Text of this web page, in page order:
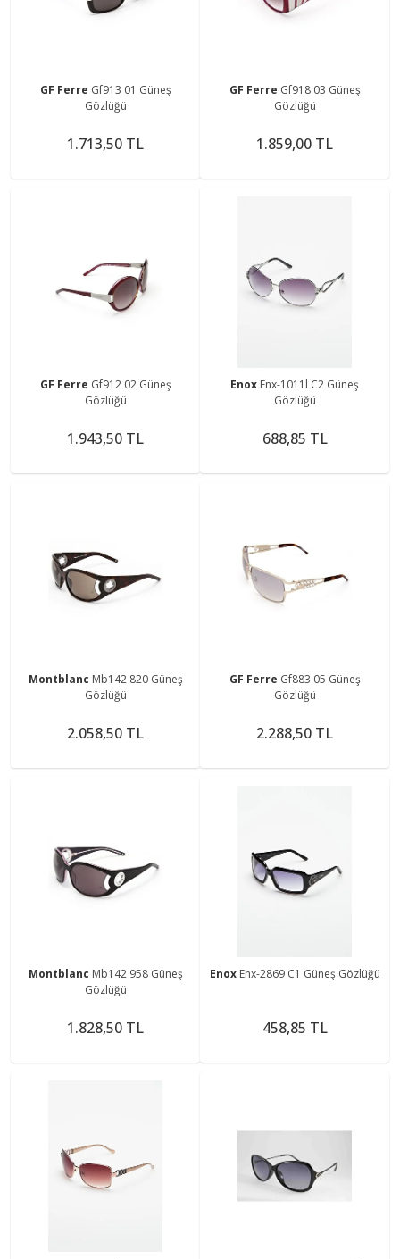
GF Ferre Gf913 01 Güneş
Gözlüğü
1.713,50 TL
GF Ferre Gf918 03 Güneş
Gözlüğü
1.859,00 TL
GF Ferre Gf912 02 Güneş
Gözlüğü
1.943,50 TL
Enox Enx-1011l C2 Güneş
Gözlüğü
688,85 TL
Montblanc Mb142 820 Güneş
Gözlüğü
2.058,50 TL
GF Ferre Gf883 05 Güneş
Gözlüğü
2.288,50 TL
Montblanc Mb142 958 Güneş
Gözlüğü
1.828,50 TL
Enox Enx-2869 C1 Güneş Gözlüğü
458,85 TL